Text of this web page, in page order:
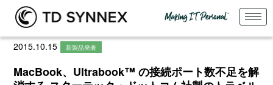
2015.10.15 新製品発表
MacBook、Ultrabook™ の接続ポート数不足を解